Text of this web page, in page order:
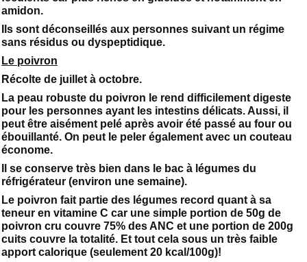
amidon.
Ils sont déconseillés aux personnes suivant un régime
sans résidus ou dyspeptidique.
Le poivron
Récolte de juillet à octobre.
La peau robuste du poivron le rend difficilement digeste
pour les personnes ayant les intestins délicats. Aussi, il
peut être aisément pelé après avoir été passé au four ou
ébouillanté. On peut le peler également avec un couteau
économe.
Il se conserve très bien dans le bac à légumes du
réfrigérateur (environ une semaine).
Le poivron fait partie des légumes record quant à sa
teneur en vitamine C car une simple portion de 50g de
poivron cru couvre 75% des ANC et une portion de 200g
cuits couvre la totalité. Et tout cela sous un très faible
apport calorique (seulement 20 kcal/100g)!